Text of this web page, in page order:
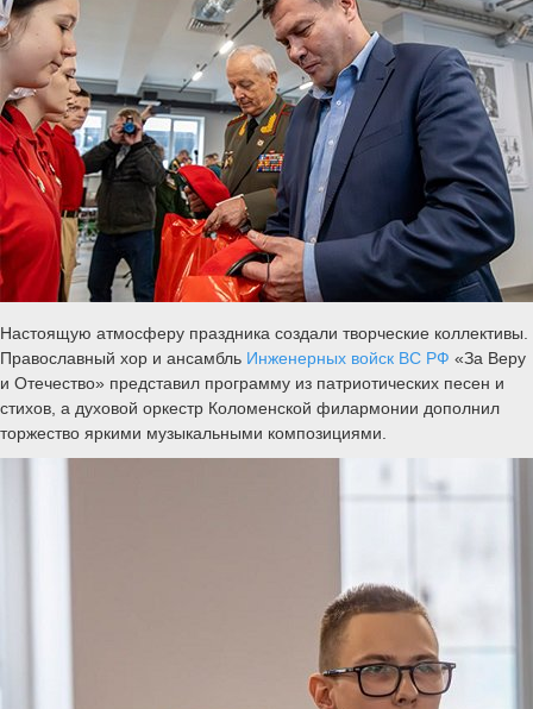
Настоящую атмосферу праздника создали творческие коллективы.
Православный хор и ансамбль Инженерных войск ВС РФ «За Веру
и Отечество» представил программу из патриотических песен и
стихов, а духовой оркестр Коломенской филармонии дополнил
торжество яркими музыкальными композициями.